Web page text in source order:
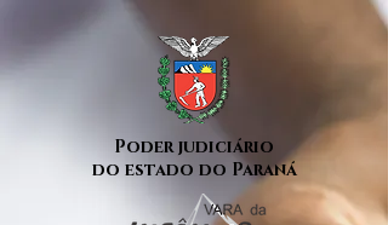
Poder judiciário
do estado do Paraná